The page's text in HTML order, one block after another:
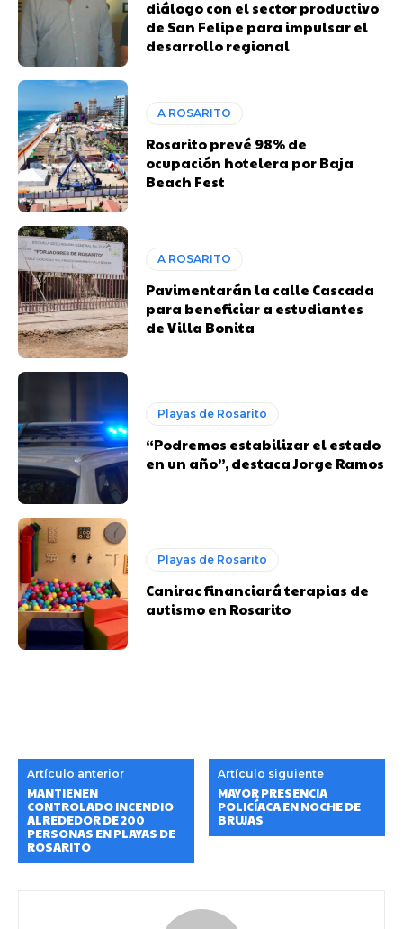
diálogo con el sector productivo
de San Felipe para impulsar el
desarrollo regional
A ROSARITO
Rosarito prevé 98% de
ocupación hotelera por Baja
Beach Fest
A ROSARITO
Pavimentarán la calle Cascada
para beneficiar a estudiantes
de Villa Bonita
Playas de Rosarito
“Podremos estabilizar el estado
en un año”, destaca Jorge Ramos
Playas de Rosarito
Canirac financiará terapias de
autismo en Rosarito
Artículo anterior
MANTIENEN
CONTROLADO INCENDIO
ALREDEDOR DE 200
PERSONAS EN PLAYAS DE
ROSARITO
Artículo siguiente
MAYOR PRESENCIA
POLICÍACA EN NOCHE DE
BRUJAS